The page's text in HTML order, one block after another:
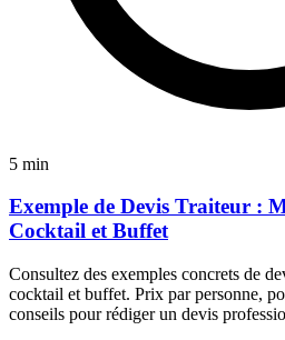
5 min
Exemple de Devis Traiteur :
Cocktail et Buffet
Consultez des exemples concrets de
cocktail et buffet. Prix par personne,
conseils pour rédiger un devis